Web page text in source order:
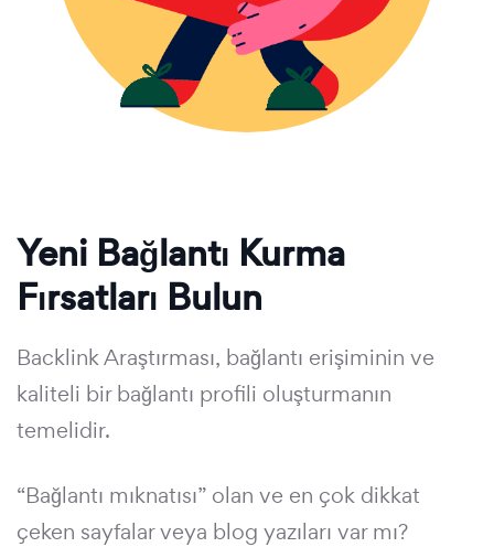
Yeni Bağlantı Kurma
Fırsatları Bulun
Backlink Araştırması, bağlantı erişiminin ve
kaliteli bir bağlantı profili oluşturmanın
temelidir.
“Bağlantı mıknatısı” olan ve en çok dikkat
çeken sayfalar veya blog yazıları var mı?